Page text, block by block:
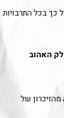
כך בכל התרבויות.
15 השניות שקדמו לחלק האהוב
של